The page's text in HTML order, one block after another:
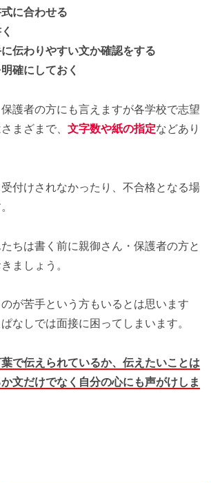
に合わせる
に伝わりやすい文か確認をする
確にしておく
護者の方にも言えますが各学校で志望
まざまで、 文字数や紙の指定などあり
付けされなかったり、不合格となる場
ちは書く前に親御さん・保護者の方と
ましょう。
が苦手という方もいるとは思います
なしでは面接に困ってしまいます。
で伝えられているか、伝えたいことは
文だけでなく自分の心にも声がけしま